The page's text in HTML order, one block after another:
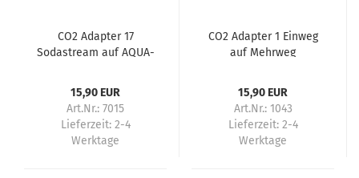
CO2 Adapter 17
Sodastream auf AQUA-
15,90 EUR
Art.Nr.: 7015
Lieferzeit: 2-4
Werktage
CO2 Adapter 1 Einweg
auf Mehrweg
15,90 EUR
Art.Nr.: 1043
Lieferzeit: 2-4
Werktage